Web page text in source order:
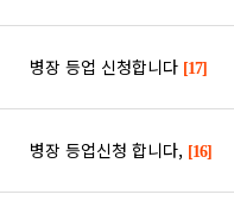
병장 등업 신청합니다 [17]
병장 등업신청 합니다, [16]